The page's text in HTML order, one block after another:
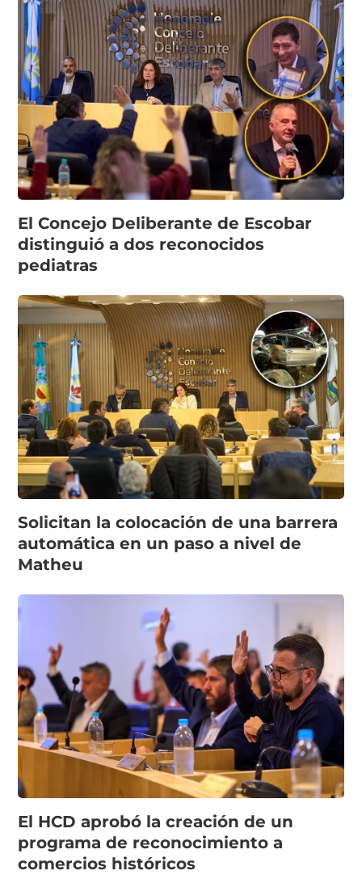
El Concejo Deliberante de Escobar
distinguió a dos reconocidos
pediatras
Solicitan la colocación de una barrera
automática en un paso a nivel de
Matheu
El HCD aprobó la creación de un
programa de reconocimiento a
comercios históricos